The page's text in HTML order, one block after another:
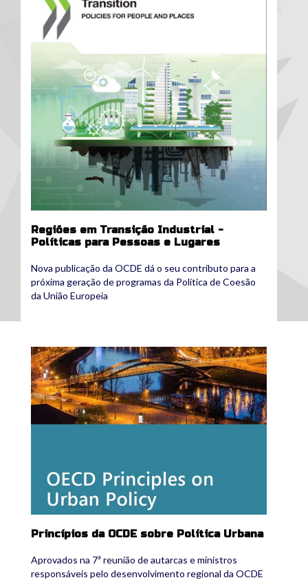
Regiões em Transição Industrial -
Políticas para Pessoas e Lugares
Nova publicação da OCDE dá o seu contributo para a
próxima geração de programas da Política de Coesão
da União Europeia
ocde_pup.jpg
Princípios da OCDE sobre Política Urbana
Aprovados na 7ª reunião de autarcas e ministros
responsáveis pelo desenvolvimento regional da OCDE